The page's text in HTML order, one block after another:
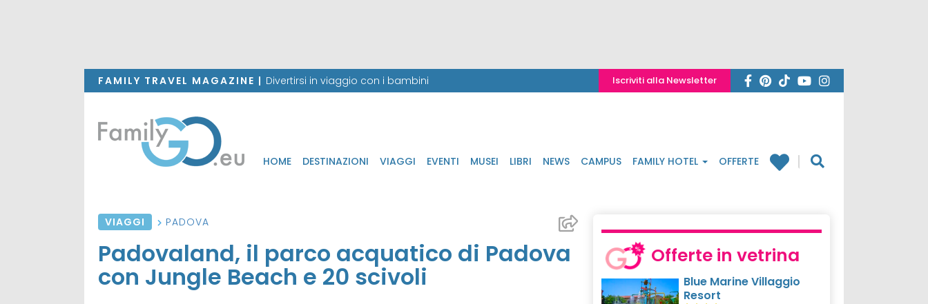
FAMILY TRAVEL MAGAZINE | Divertirsi in viaggio con i bambini Iscriviti alla Newsletter
HOME DESTINAZIONI VIAGGI EVENTI MUSEI LIBRI NEWS CAMPUS FAMILY HOTEL OFFERTE
VIAGGI PADOVA
Padovaland, il parco acquatico di Padova
con Jungle Beach e 20 scivoli
Offerte in vetrina
Blue Marine Villaggio
Resort